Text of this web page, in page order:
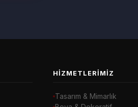
HIZMETLERIMIZ
Tasarım & Mimarlık